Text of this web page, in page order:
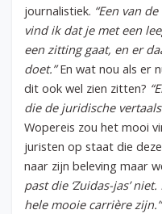
journalistiek. “Een van
vind ik dat je met een
een zitting gaat, en er
doet.”En wat nou als er
dit ook wel zien zitten?
die de juridische
Wopereis zou het mooi
juristen op staat die
naar zijn beleving maar
past die ‘Zuidas-jas’
hele mooie carrière